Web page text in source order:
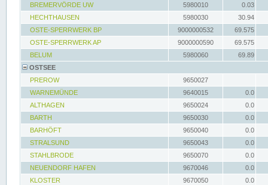
BREMERVÖRDE UW
5980010
0.03
HECHTHAUSEN
5980030
30.94
OSTE-SPERRWERK BP
9000000532
69.575
OSTE-SPERRWERK AP
9000000590
69.575
BELUM
5980060
69.89
OSTSEE
PREROW
9650027
WARNEMÜNDE
9640015
0.0
ALTHAGEN
9650024
0.0
BARTH
9650030
0.0
BARHÖFT
9650040
0.0
STRALSUND
9650043
0.0
STAHLBRODE
9650070
0.0
NEUENDORF HAFEN
9670046
0.0
KLOSTER
9670050
0.0